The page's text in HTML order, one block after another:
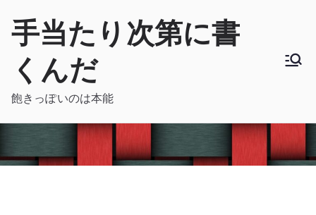
手当たり次第に書
くんだ
飽きっぽいのは本能